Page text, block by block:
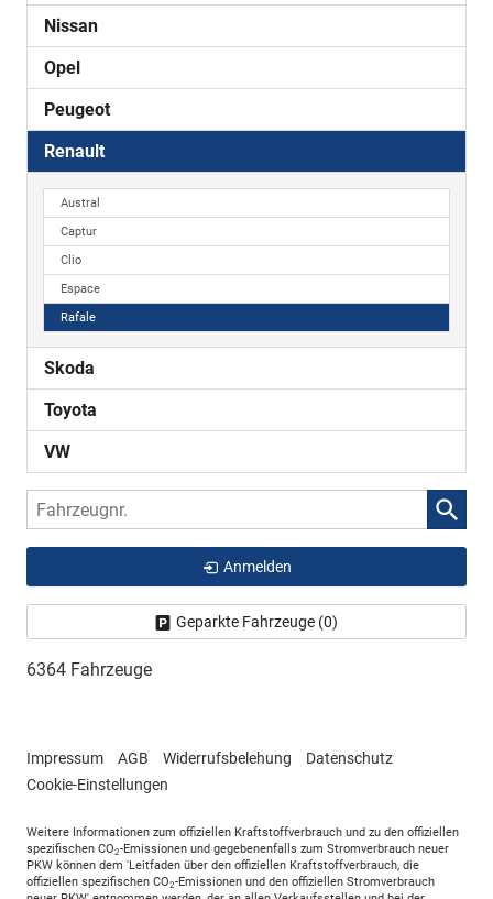
Nissan
Opel
Peugeot
Renault
Austral
Captur
Clio
Espace
Rafale
Skoda
Toyota
VW
Fahrzeugnr.
Anmelden
Geparkte Fahrzeuge (0)
6364 Fahrzeuge
Impressum AGB Widerrufsbelehung
Datenschutz
Cookie-Einstellungen
Weitere Informationen zum offiziellen Kraftstoffverbrauch und zu den offiziellen
spezifischen CO2-Emissionen und gegebenenfalls zum Stromverbrauch neuer
PKW können dem 'Leitfaden über den offiziellen Kraftstoffverbrauch, die
offiziellen spezifischen CO2-Emissionen und den offiziellen Stromverbrauch